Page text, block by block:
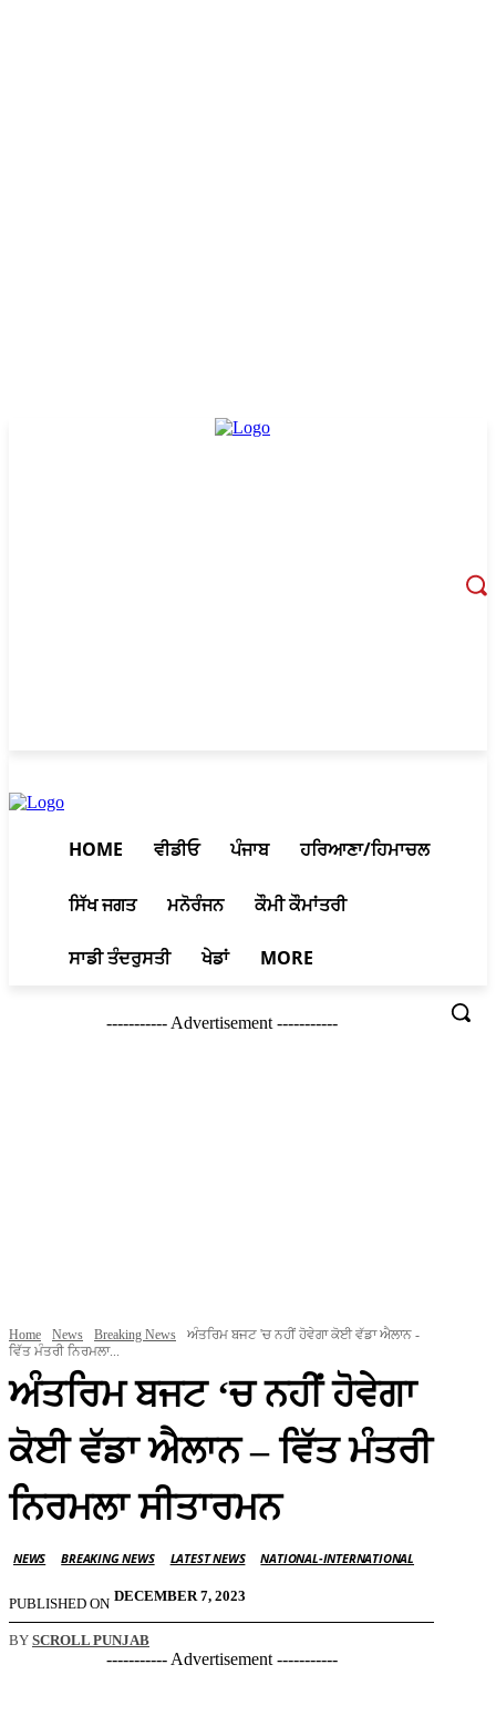
HOME ਵੀਡੀਓ ਪੰਜਾਬ ਹਰਿਆਣਾ/ਹਿਮਾਚਲ
ਸਿੱਖ ਜਗਤ ਮਨੋਰੰਜਨ ਕੌਮੀ ਕੌਮਾਂਤਰੀ
ਸਾਡੀ ਤੰਦਰੁਸਤੀ ਖੇਡਾਂ MORE
----------- Advertisement -----------
Home News Breaking News
ਅੰਤਰਿਮ ਬਜਟ 'ਚ ਨਹੀਂ ਹੋਵੇਗਾ ਕੋਈ ਵੱਡਾ ਐਲਾਨ -
ਵਿੱਤ ਮੰਤਰੀ ਨਿਰਮਲਾ...
ਅੰਤਰਿਮ ਬਜਟ ‘ਚ ਨਹੀਂ ਹੋਵੇਗਾ
ਕੋਈ ਵੱਡਾ ਐਲਾਨ – ਵਿੱਤ ਮੰਤਰੀ
ਨਿਰਮਲਾ ਸੀਤਾਰਮਨ
NEWS BREAKING NEWS LATEST NEWS NATIONAL-INTERNATIONAL
PUBLISHED ON DECEMBER 7, 2023
BY SCROLL PUNJAB
----------- Advertisement -----------